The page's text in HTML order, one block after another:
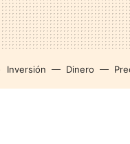
Inversión Dinero